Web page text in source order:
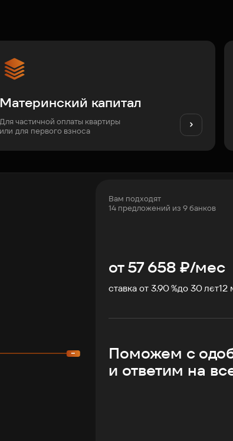
Материнский капитал
Для частичной оплаты квартиры
или для первого взноса
Вам подходят
14 предложений из 9 банков
от57 658₽/мес
ставка от 3.90 %до30 лет12
Поможем с
и ответим на